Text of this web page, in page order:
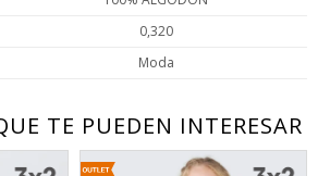
0,320
Moda
TE PUEDEN INTERESAR